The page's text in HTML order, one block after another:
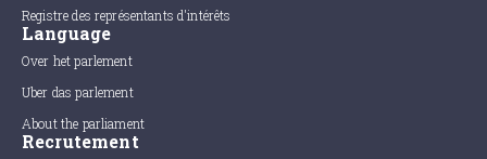
Registre des représentants d'intérêts
Language
Over het parlement
Uber das parlement
About the parliament
Recrutement